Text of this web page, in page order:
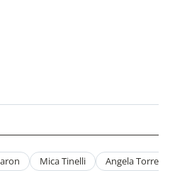
Mica Tinelli Angela Torres